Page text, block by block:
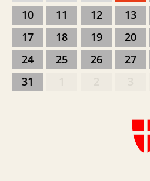
10
11 12 13
17
18 19 20
24
25 26 27
31